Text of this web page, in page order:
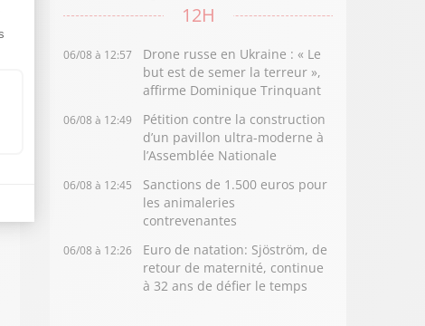
12H
06/08 à 12:57
Drone russe en Ukraine : « Le
but est de semer la terreur »,
affirme Dominique Trinquant
06/08 à 12:49
Pétition contre la construction
d’un pavillon ultra-moderne à
l’Assemblée Nationale
06/08 à 12:45
Sanctions de 1.500 euros pour
les animaleries
contrevenantes
06/08 à 12:26
Euro de natation: Sjöström, de
retour de maternité, continue
à 32 ans de défier le temps